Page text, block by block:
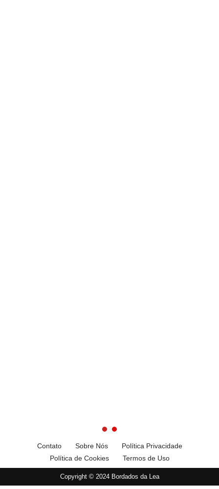
Contato Sobre Nós
Política Privacidade
Política de Cookies
Termos de Uso
Copyright © 2024 Bordados da Lea